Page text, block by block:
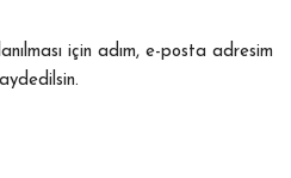
için adım, e-posta adresim